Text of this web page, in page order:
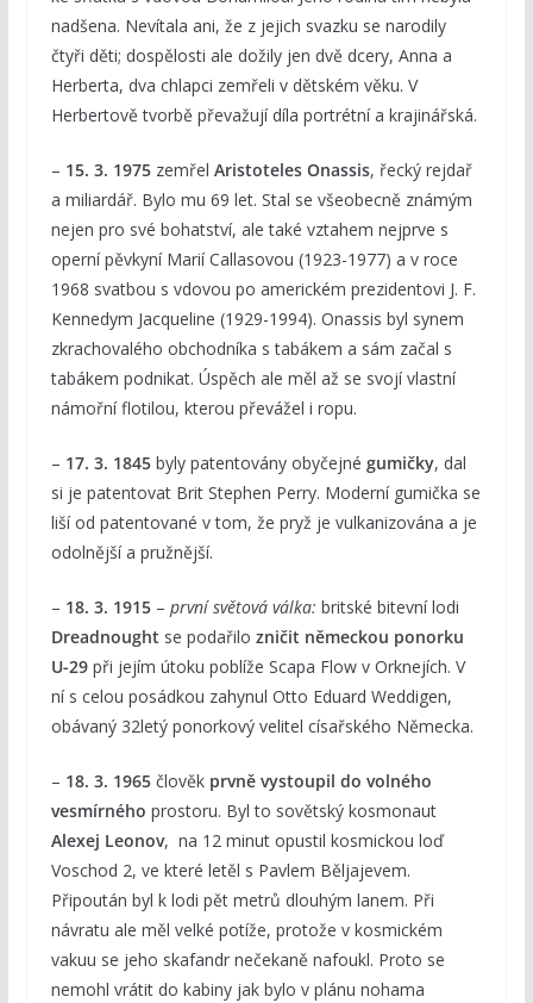
nadšena. Nevítala ani, že z jejich svazku se narodily
čtyři děti; dospělosti ale dožily jen dvě dcery, Anna a
Herberta, dva chlapci zemřeli v dětském věku. V
Herbertově tvorbě převažují díla portrétní a krajinářská.
– 15. 3. 1975zemřel Aristoteles Onassis, řecký rejdař
a miliardář. Bylo mu 69 let. Stal se všeobecně známým
nejen pro své bohatství, ale také vztahem nejprve s
operní pěvkyní Marií Callasovou (1923-1977) a v roce
1968 svatbou s vdovou po americkém prezidentovi J. F.
Kennedym Jacqueline (1929-1994). Onassis byl synem
zkrachovalého obchodníka s tabákem a sám začal s
tabákem podnikat. Úspěch ale měl až se svojí vlastní
námořní flotilou, kterou převážel i ropu.
– 17. 3. 1845byly patentovány obyčejné gumičky, dal
si je patentovat Brit Stephen Perry. Moderní gumička se
liší od patentované v tom, že pryž je vulkanizována a je
odolnější a pružnější.
– 18. 3. 1915– první světová válka: britské bitevní lodi
Dreadnought se podařilo zničit německou ponorku
U-29při jejím útoku poblíže Scapa Flow v Orknejích. V
ní s celou posádkou zahynul Otto Eduard Weddigen,
obávaný 32letý ponorkový velitel císařského Německa.
– 18. 3. 1965 člověk prvně vystoupil do volného
vesmírného prostoru. Byl to sovětský kosmonaut
Alexej Leonov, na 12 minut opustil kosmickou loď
Voschod 2, ve které letěl s Pavlem Běljajevem.
Připoután byl k lodi pět metrů dlouhým lanem. Při
návratu ale měl velké potíže, protože v kosmickém
vakuu se jeho skafandr nečekaně nafoukl. Proto se
nemohl vrátit do kabiny jak bylo v plánu nohama